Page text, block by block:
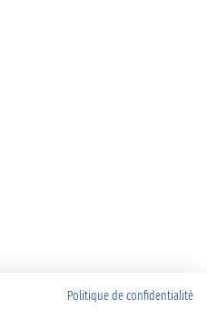
Politique de confidentialité